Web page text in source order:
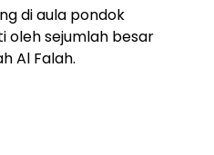
di aula pondok
oleh sejumlah besar
Al Falah.